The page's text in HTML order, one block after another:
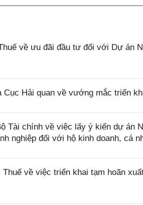
về ưu đãi đầu tư đối với Dự án
Cục Hải quan về vướng mắc triển
Tài chính về việc lấy ý kiến dự án
nghiệp đối với hộ kinh doanh, cá
về việc triển khai tạm hoãn